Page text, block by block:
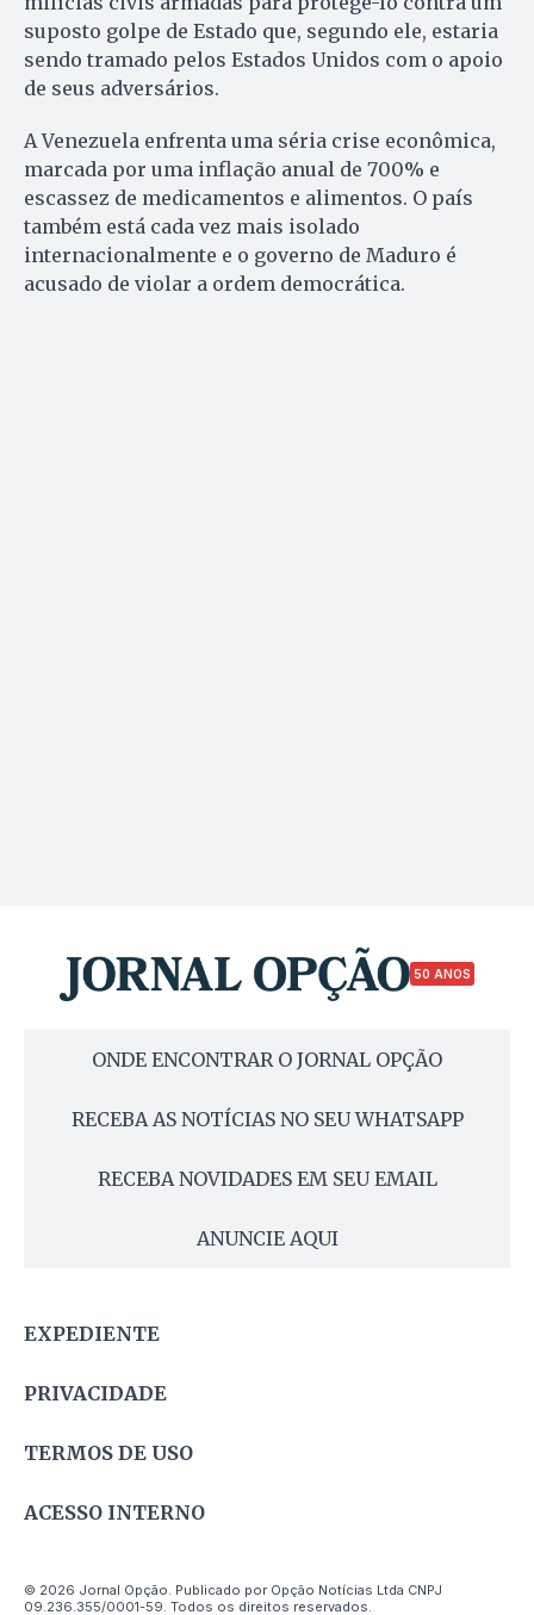
suposto golpe de Estado que, segundo ele, estaria
sendo tramado pelos Estados Unidos com o apoio
de seus adversários.
A Venezuela enfrenta uma séria crise econômica,
marcada por uma inflação anual de 700% e
escassez de medicamentos e alimentos. O país
também está cada vez mais isolado
internacionalmente e o governo de Maduro é
acusado de violar a ordem democrática.
50 ANOS
ONDE ENCONTRAR O JORNAL OPÇÃO
RECEBA AS NOTÍCIAS NO SEU WHATSAPP
RECEBA NOVIDADES EM SEU EMAIL
ANUNCIE AQUI
EXPEDIENTE
PRIVACIDADE
TERMOS DE USO
ACESSO INTERNO
© 2026 Jornal Opção. Publicado por Opção Notícias Ltda CNPJ
09.236.355/0001-59. Todos os direitos reservados.